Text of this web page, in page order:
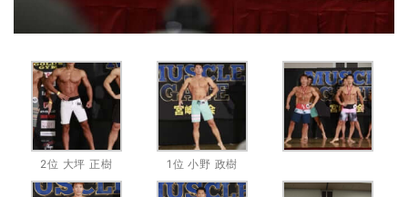
2位 大坪 正樹 1位 小野 政樹